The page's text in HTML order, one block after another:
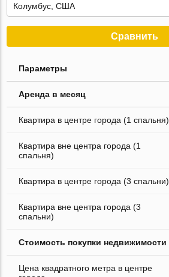
Сравнить
Параметры
Аренда в месяц
Квартира в центре города (1 спальня)
Квартира вне центра города (1
спальня)
Квартира в центре города (3 спальни)
Квартира вне центра города (3
спальни)
Стоимость покупки недвижимости
Цена квадратного метра в центре